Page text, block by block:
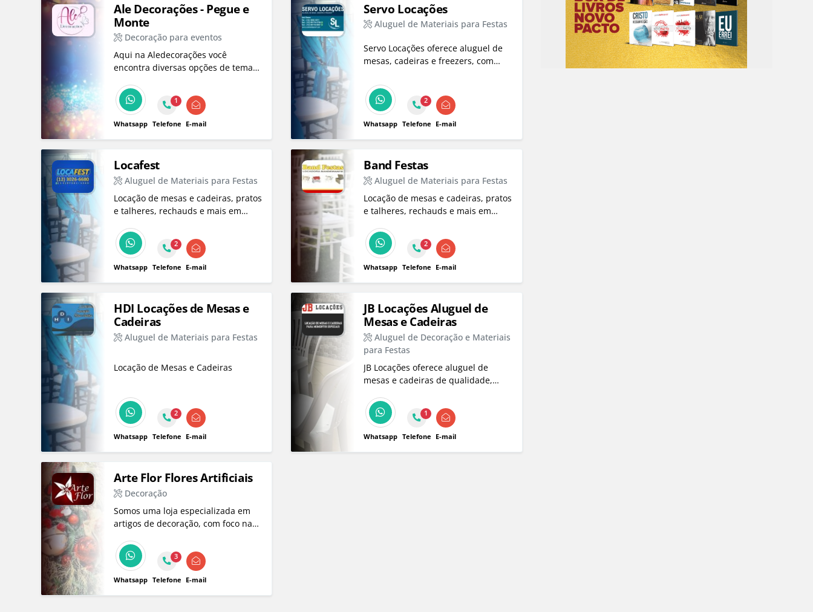
Ale Decorações - Pegue e
Monte
Decoração para eventos
Aqui na Aledecorações você
encontra diversas opções de temas
aniversários, confraternizações, chá
de bebê e muito mais!
Whatsapp
1
Telefone E-mail
Servo Locações
Aluguel de Materiais para Festas
Servo Locações oferece aluguel de
mesas, cadeiras e freezers, com
satisfação dos clientes em festas e
eventos. Consulte nossas ofertas!
Whatsapp
2
Telefone E-mail
Locafest
Aluguel de Materiais para Festas
Locação de mesas e cadeiras, pratos
e talheres, rechauds e mais em
um orçamento para o seu evento!
Whatsapp
2
Telefone E-mail
Band Festas
Aluguel de Materiais para Festas
Locação de mesas e cadeiras, pratos
e talheres, rechauds e mais em
um orçamento para o seu evento!
Whatsapp
2
Telefone E-mail
HDI Locações de Mesas e
Cadeiras
Aluguel de Materiais para Festas
Locação de Mesas e Cadeiras
Whatsapp
2
Telefone E-mail
JB Locações Aluguel de
Mesas e Cadeiras
Aluguel de Decoração e Materiais
para Festas
JB Locações oferece aluguel de
mesas e cadeiras de qualidade,
feriados, para o seu evento perfeito.
Whatsapp
1
Telefone E-mail
Arte Flor Flores Artificiais
Decoração
Somos uma loja especializada em
artigos de decoração, com foco nas
como Natal e Páscoa!
Whatsapp
3
Telefone E-mail